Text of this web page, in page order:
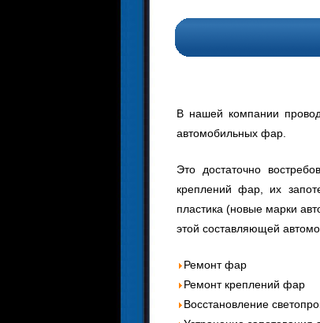
В нашей компании
автомобильных фар.
Это достаточно
креплений фар, их
пластика (новые марки
этой составляющей
Ремонт фар
Ремонт креплений фар
Восстановление